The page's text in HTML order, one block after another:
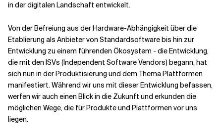
Verwandte Themen
in der digitalen Landschaft entwickelt.
Von der Befreiung aus der Hardware-Abhängigkeit über die
Etablierung als Anbieter von Standardsoftware bis hin zur
Entwicklung zu einem führenden Ökosystem - die Entwicklung,
die mit den ISVs (Independent Software Vendors) begann, hat
sich nun in der Produktisierung und dem Thema Plattformen
manifestiert. Während wir uns mit dieser Entwicklung befassen,
werfen wir auch einen Blick in die Zukunft und erkunden die
möglichen Wege, die für Produkte und Plattformen vor uns
liegen.